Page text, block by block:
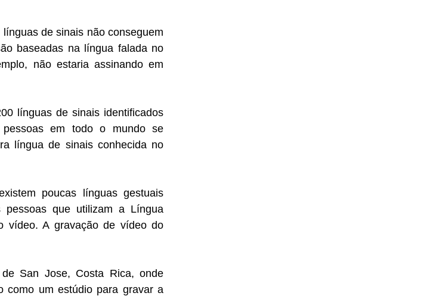
de sinais não conseguem
baseadas na língua falada no
não estaria assinando em
línguas de sinais identificados
em todo o mundo se
língua de sinais conhecida no
poucas línguas gestuais
pessoas que utilizam a Língua
vídeo. A gravação de vídeo do
San Jose, Costa Rica, onde
como um estúdio para gravar a